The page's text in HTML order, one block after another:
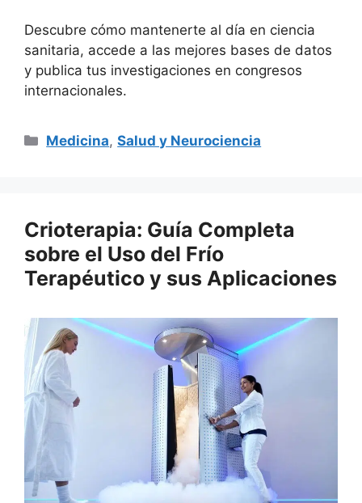
Descubre cómo mantenerte al día en ciencia
sanitaria, accede a las mejores bases de datos
y publica tus investigaciones en congresos
internacionales.
Categorías
Medicina,Salud y Neurociencia
Crioterapia: Guía Completa
sobre el Uso del Frío
Terapéutico y sus Aplicaciones